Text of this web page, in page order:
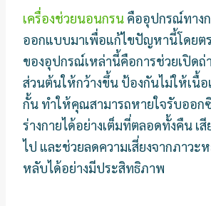
เครื่องช่วยนอนกรน คืออุปกรณ์ทาง
ออกแบบมาเพื่อแก้ไขปัญหานี้โดยต
ของอุปกรณ์เหล่านี้คือการช่วยเปิดถ่
ส่วนต้นให้กว้างขึ้น ป้องกันไม่ให้เนื้อ
กั้น ทำให้คุณสามารถหายใจรับออก
ร่างกายได้อย่างเต็มที่ตลอดทั้งคืน เ
ไป และช่วยลดความเสี่ยงจากภาว
หลับได้อย่างมีประสิทธิภาพ